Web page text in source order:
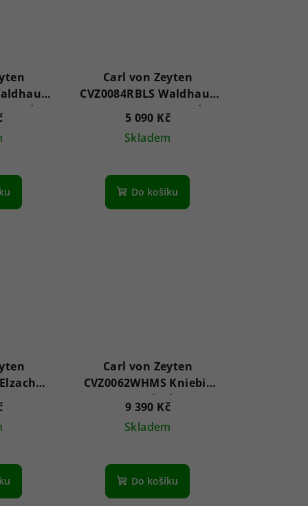
Carl von Zeyten
CVZ0084RBLS Waldhaus
Automatic Limited
46mm 5ATM
5 090 Kč
Skladem
Do košíku
Carl von Zeyten
CVZ0062WHMS Kniebis
Automatic Black Forest
40mm
9 390 Kč
Skladem
Do košíku